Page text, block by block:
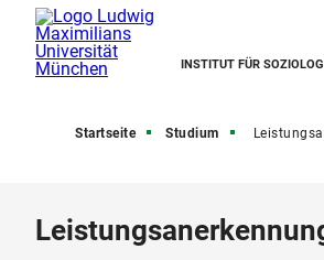
INSTITUT FÜR
Startseite Studium